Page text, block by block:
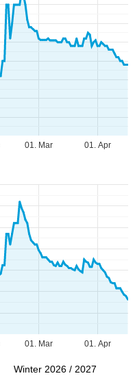
01. Mar 01. Apr
01. Mar 01. Apr
Winter 2026 / 2027